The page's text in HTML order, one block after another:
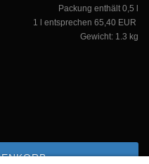
Packung enthält 0,5 l
1 l entsprechen 65,40 EUR
Gewicht: 1.3 kg